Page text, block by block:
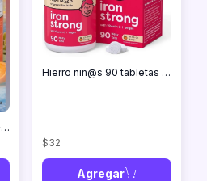
Luteina (Salud ocular 👁️👀niñ@s) 30 tabletas masticables
Hierro niñ@s 90 tabletas masticables
$32
Agregar